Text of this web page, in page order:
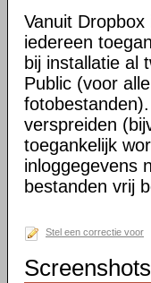
Vanuit
iedereen
bij installatie al
Public (voor
verspreiden
toegankelijk
inloggegevens
bestanden vrij
Stel een correctie voor